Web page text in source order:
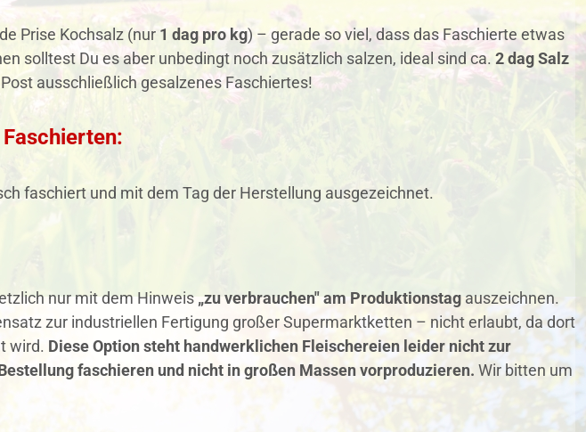
Prise Kochsalz (nur 1 dag pro kg) – gerade so viel, dass das Faschierte etwas
solltest Du es aber unbedingt noch zusätzlich salzen, ideal sind ca. 2 dag Salz
ausschließlich gesalzenes Faschiertes!
faschiert und mit dem Tag der Herstellung ausgezeichnet.
nur mit dem Hinweis „zu verbrauchen" am Produktionstag auszeichnen.
zur industriellen Fertigung großer Supermarktketten – nicht erlaubt, da dort
wird. Diese Option steht handwerklichen Fleischereien leider nicht zur
faschieren und nicht in großen Massen vorproduzieren. Wir bitten um